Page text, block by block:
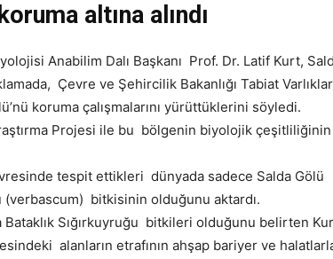
altına alındı
Anabilim Dalı Başkanı Prof. Dr. Latif Kurt,
Çevre ve Şehircilik Bakanlığı Tabiat
koruma çalışmalarını yürüttüklerini söyledi.
Projesi ile bu bölgenin biyolojik çeşitliliğinin
tespit ettikleri dünyada sadece Salda Gölü
bitkisinin olduğunu aktardı.
Bataklık Sığırkuyruğu bitkileri olduğunu belirten
alanların etrafının ahşap bariyer ve